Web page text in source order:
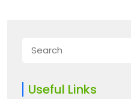
Useful Links